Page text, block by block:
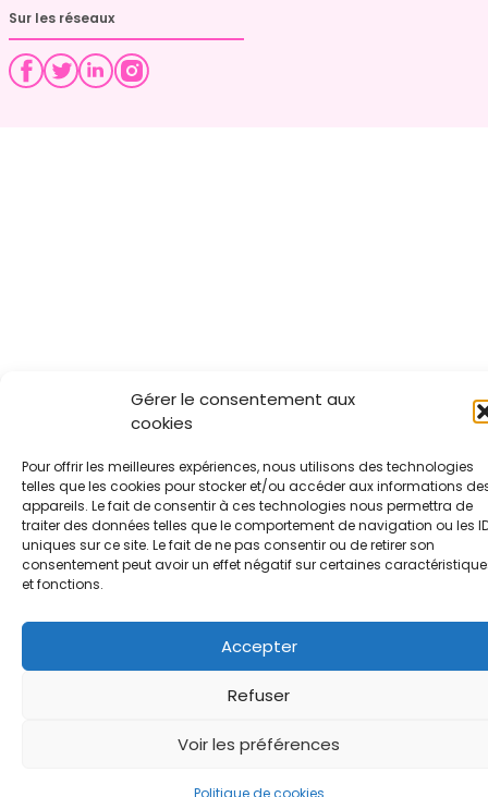
Gérer le consentement aux
cookies
Pour offrir les meilleures expériences, nous utilisons des technologies
telles que les cookies pour stocker et/ou accéder aux informations
appareils. Le fait de consentir à ces technologies nous permettra de
traiter des données telles que le comportement de navigation ou les
uniques sur ce site. Le fait de ne pas consentir ou de retirer son
consentement peut avoir un effet négatif sur certaines
et fonctions.
Accepter
Refuser
Voir les préférences
Politique de cookies
Sur les réseaux